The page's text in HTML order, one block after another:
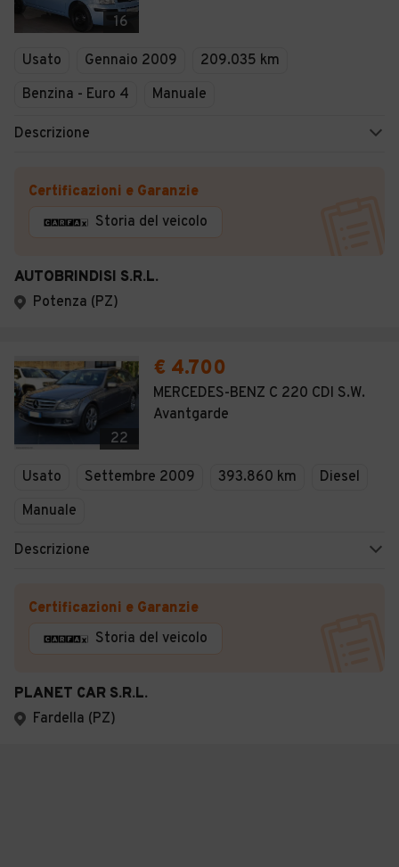
16
Usato Gennaio 2009
209.035 km
Benzina - Euro 4
Manuale
Descrizione
Certificazioni e Garanzie
Storia del veicolo
AUTOBRINDISI S.R.L.
Potenza (PZ)
22
€ 4.700
MERCEDES-BENZ C 220 CDI S.W.
Avantgarde
Usato Settembre 2009 393.860 km
Diesel
Manuale
Descrizione
Certificazioni e Garanzie
Storia del veicolo
PLANET CAR S.R.L.
Fardella (PZ)